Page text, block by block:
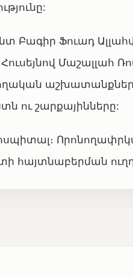
Բագիր Ֆուադ
Մաշալլահ
ու շարքայինները:
հայտնաբերման